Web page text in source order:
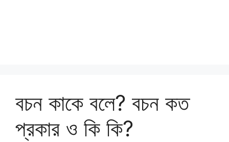
বচন কাকে বলে? বচন কত
প্রকার ও কি কি?